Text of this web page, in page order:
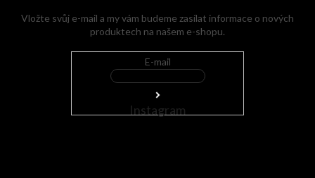
Vložte svůj e-mail a my vám budeme zasílat informace o nových
produktech na našem e-shopu.
E-mail
Instagram